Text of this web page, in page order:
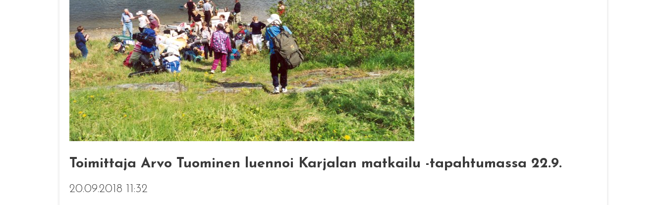
Toimittaja Arvo Tuominen luennoi Karjalan matkailu -tapahtumassa 22.9.
20.09.2018 11:32